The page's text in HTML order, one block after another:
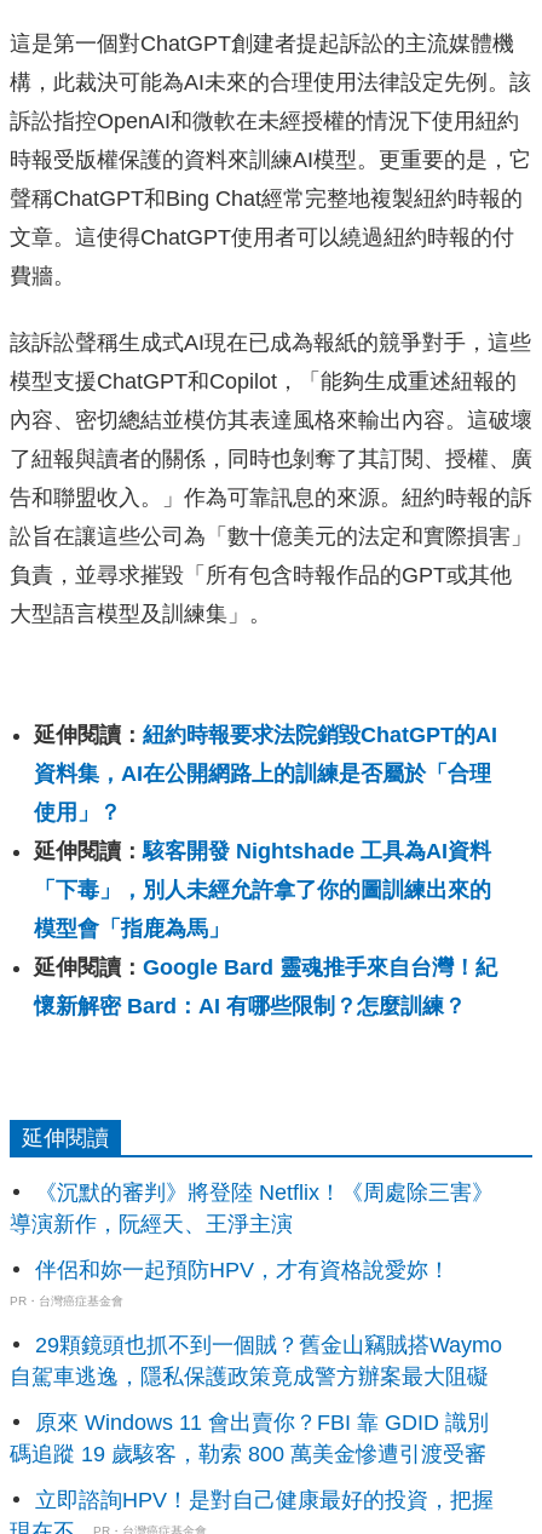
這是第一個對ChatGPT創建者提起訴訟的主流媒體機
構，此裁決可能為AI未來的合理使用法律設定先例。該
訴訟指控OpenAI和微軟在未經授權的情況下使用紐約
時報受版權保護的資料來訓練AI模型。更重要的是，它
聲稱ChatGPT和Bing Chat經常完整地複製紐約時報的
文章。這使得ChatGPT使用者可以繞過紐約時報的付
費牆。
該訴訟聲稱生成式AI現在已成為報紙的競爭對手，這些
模型支援ChatGPT和Copilot，「能夠生成重述紐報的
內容、密切總結並模仿其表達風格來輸出內容。這破壞
了紐報與讀者的關係，同時也剝奪了其訂閱、授權、廣
告和聯盟收入。」作為可靠訊息的來源。紐約時報的訴
訟旨在讓這些公司為「數十億美元的法定和實際損害」
負責，並尋求摧毀「所有包含時報作品的GPT或其他
大型語言模型及訓練集」。
延伸閱讀： 紐約時報要求法院銷毀ChatGPT的AI
資料集，AI在公開網路上的訓練是否屬於「合理
使用」？
延伸閱讀：駭客開發 Nightshade 工具為AI資料
「下毒」，別人未經允許拿了你的圖訓練出來的
模型會「指鹿為馬」
延伸閱讀： Google Bard 靈魂推手來自台灣！紀
懷新解密 Bard：AI 有哪些限制？怎麼訓練？
延伸閱讀
《沉默的審判》將登陸 Netflix！《周處除三害》
導演新作，阮經天、王淨主演
伴侶和妳一起預防HPV，才有資格說愛妳！
PR・台灣癌症基金會
29顆鏡頭也抓不到一個賊？舊金山竊賊搭Waymo
自駕車逃逸，隱私保護政策竟成警方辦案最大阻礙
原來 Windows 11 會出賣你？FBI 靠 GDID 識別
碼追蹤 19 歲駭客，勒索 800 萬美金慘遭引渡受審
立即諮詢HPV！是對自己健康最好的投資，把握
PR・台灣癌症基金會